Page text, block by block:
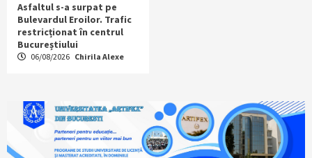
Asfaltul s-a surpat pe
Bulevardul Eroilor. Trafic
restricționat în centrul
Bucureștiului
06/08/2026 Chirila Alexe